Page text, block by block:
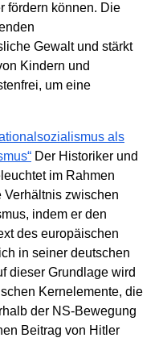
fördern können. Die
Gewalt und stärkt
Kindern und
um eine
als
Der Historiker und
im Rahmen
zwischen
indem er den
des europäischen
in seiner deutschen
dieser Grundlage wird
Kernelemente, die
der NS-Bewegung
Beitrag von Hitler